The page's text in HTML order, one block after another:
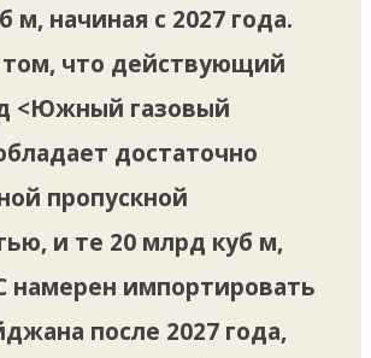
м, начиная с 2027 года.
что действующий
<Южный газовый
достаточно
пропускной
и те 20 млрд куб м,
намерен импортировать
после 2027 года,